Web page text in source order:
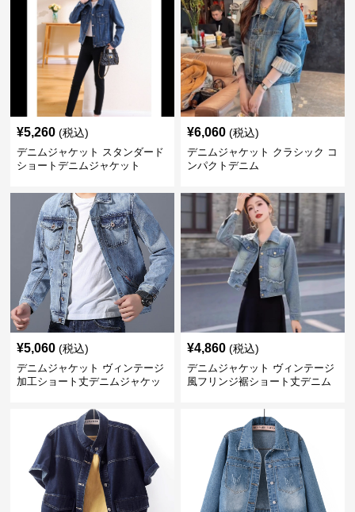
¥5,260 (税込)
デニムジャケット スタンダード
ショートデニムジャケット
¥6,060 (税込)
デニムジャケット クラシック コ
ンパクトデニム
¥5,060 (税込)
デニムジャケット ヴィンテージ
加工ショート丈デニムジャケッ
¥4,860 (税込)
デニムジャケット ヴィンテージ
風フリンジ裾ショート丈デニム